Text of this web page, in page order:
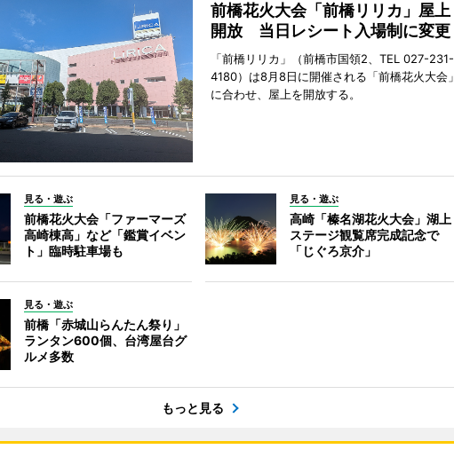
前橋花火大会「前橋リリカ」屋上
開放 当日レシート入場制に変更
「前橋リリカ」（前橋市国領2、TEL 027-231-
4180）は8月8日に開催される「前橋花火大会」
に合わせ、屋上を開放する。
見る・遊ぶ
前橋花火大会「ファーマーズ
高崎棟高」など「鑑賞イベン
ト」臨時駐車場も
見る・遊ぶ
高崎「榛名湖花火大会」湖上
ステージ観覧席完成記念で
「じぐろ京介」
見る・遊ぶ
前橋「赤城山らんたん祭り」
ランタン600個、台湾屋台グ
ルメ多数
もっと見る